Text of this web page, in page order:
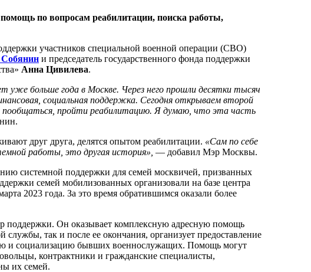
по вопросам реабилитации, поиска работы,
участников специальной военной операции (СВО)
Собянин и председатель государственного фонда поддержки
Анна Цивилева.
больше года в Москве. Через него прошли десятки тысяч
социальная поддержка. Сегодня открываем второй
пообщаться, пройти реабилитацию. Я думаю, что эта часть
друг друга, делятся опытом реабилитации. «Сам по себе
работы, это другая история», — добавил Мэр Москвы.
системной поддержки для семей москвичей, призванных
семей мобилизованных организовали на базе центра
2023 года. За это время обратившимся оказали более
поддержки. Он оказывает комплексную адресную помощь
так и после ее окончания, организует предоставление
и социализацию бывших военнослужащих. Помощь могут
контрактники и гражданские специалисты,
их семей.